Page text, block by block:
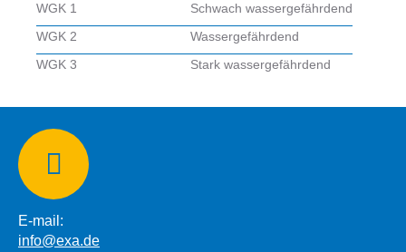
WGK 1
Schwach wassergefährdend
WGK 2
Wassergefährdend
WGK 3
Stark wassergefährdend
E-mail:
info@exa.de